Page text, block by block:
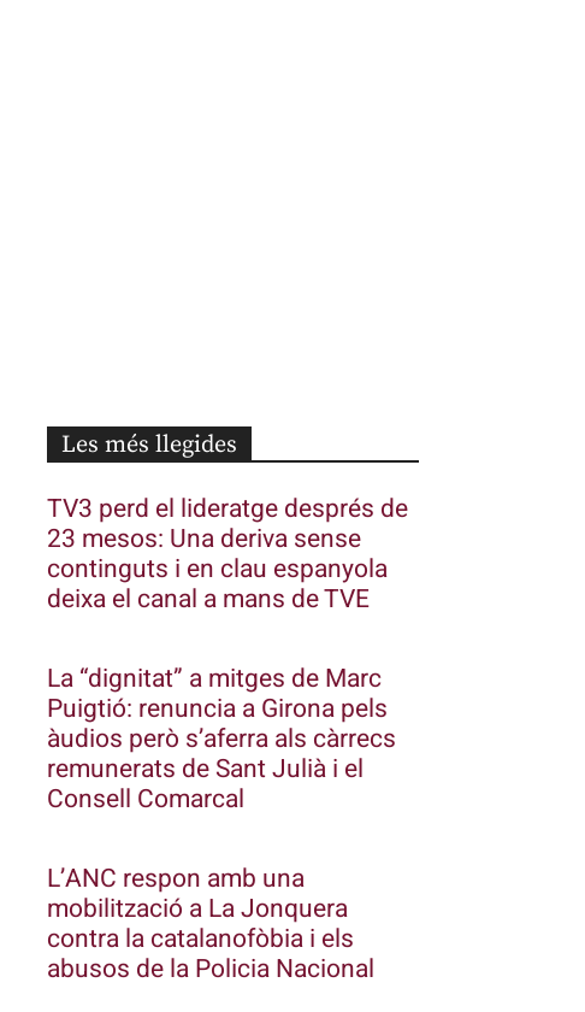
Les més llegides
TV3 perd el lideratge després de
23 mesos: Una deriva sense
continguts i en clau espanyola
deixa el canal a mans de TVE
La “dignitat” a mitges de Marc
Puigtió: renuncia a Girona pels
àudios però s’aferra als càrrecs
remunerats de Sant Julià i el
Consell Comarcal
L’ANC respon amb una
mobilització a La Jonquera
contra la catalanofòbia i els
abusos de la Policia Nacional